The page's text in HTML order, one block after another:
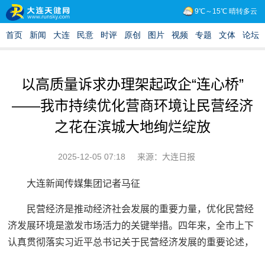
以高质量诉求办理架起政企“连心桥”
——我市持续优化营商环境让民营经济
之花在滨城大地绚烂绽放
2025-12-05 07:18 来源：大连日报
大连新闻传媒集团记者马征
民营经济是推动经济社会发展的重要力量，优化民营经
济发展环境是激发市场活力的关键举措。四年来，全市上下
认真贯彻落实习近平总书记关于民营经济发展的重要论述，